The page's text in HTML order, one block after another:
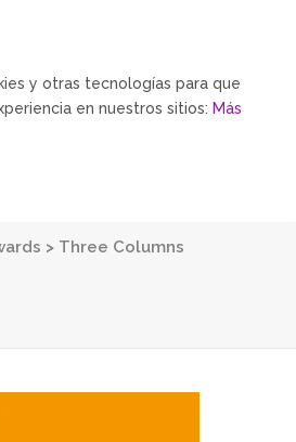
> Three Columns
y otras tecnologías para que
en nuestros sitios: Más